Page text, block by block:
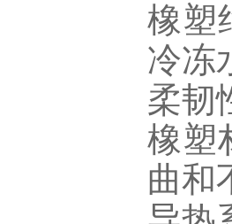
橡塑
冷冻
柔韧
橡塑
曲和